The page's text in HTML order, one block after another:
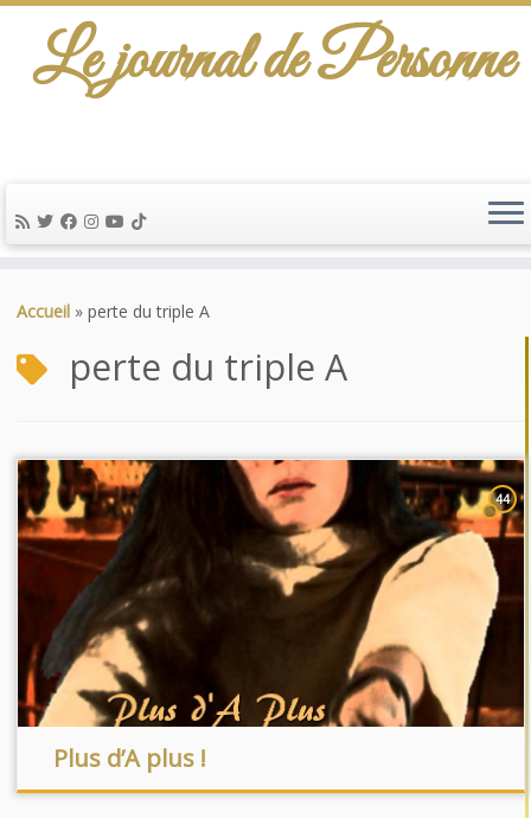
au
Le journal de Personne
Accueil » perte du triple A
perte du triple A
44
Plus d’A plus !